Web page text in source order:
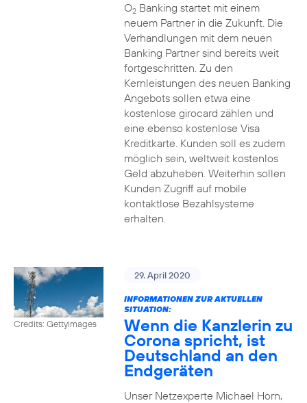
O2Banking startet mit einem
neuem Partner in die Zukunft. Die
Verhandlungen mit dem neuen
Banking Partner sind bereits weit
fortgeschritten. Zu den
Kernleistungen des neuen Banking
Angebots sollen etwa eine
kostenlose girocard zählen und
eine ebenso kostenlose Visa
Kreditkarte. Kunden soll es zudem
möglich sein, weltweit kostenlos
Geld abzuheben. Weiterhin sollen
Kunden Zugriff auf mobile
kontaktlose Bezahlsysteme
erhalten.
Credits: Gettyimages
29. April 2020
INFORMATIONEN ZUR AKTUELLEN
SITUATION:
Wenn die Kanzlerin zu
Corona spricht, ist
Deutschland an den
Endgeräten
Unser Netzexperte Michael Horn,